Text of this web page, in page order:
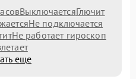
ВыключаетсяГлючит
Не подключается
Не работает гироскоп
еще